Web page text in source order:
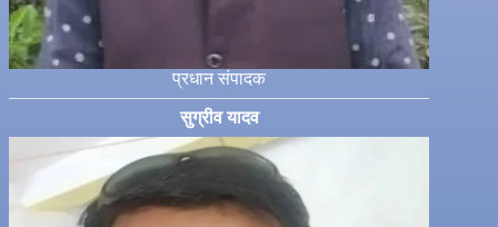
प्रधान संपादक
सुग्रीव यादव